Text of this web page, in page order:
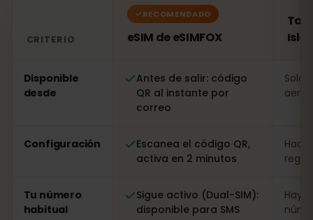
CRITERIO
RECOMENDADO
eSIM de eSIMFOX
Disponible
desde
Antes de salir: código
QR al instante por
correo
Solo
Configuración
Escanea el código QR,
activa en 2 minutos
Tu número
habitual
Sigue activo (Dual-SIM):
disponible para SMS
Hay